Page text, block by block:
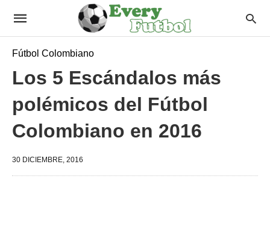
Fútbol Colombiano
Los 5 Escándalos más
polémicos del Fútbol
Colombiano en 2016
30 DICIEMBRE, 2016